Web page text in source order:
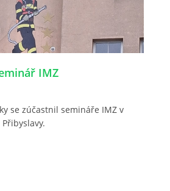
SH ČMS - SDH STŘÍŽOVICE
Střížovice 157, 332 07
číslo účtu: 193707116/0300
Starosta sboru: Vladimír Plic
IMZ
se zúčastnil semináře IMZ v
Přibyslavy.